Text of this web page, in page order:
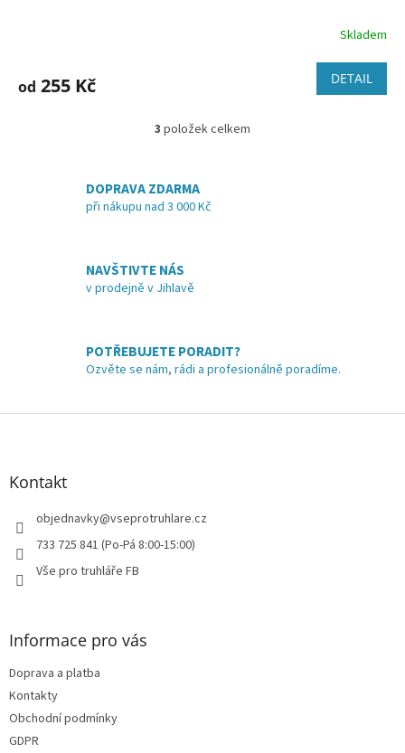
Skladem
od 255 Kč DETAIL
O
d
y
v
ý
i
3 položek celkem
DOPRAVA ZDARMA
při nákupu nad 3 000 Kč
NAVŠTIVTE NÁS
v prodejně v Jihlavě
POTŘEBUJETE PORADIT?
Ozvěte se nám, rádi a profesionálně poradíme.
Z
Kontakt
objednavky@vseprotruhlare.cz
733 725 841 (Po-Pá 8:00-15:00)
Vše pro truhláře FB
Informace pro vás
Doprava a platba
Kontakty
Obchodní podmínky
GDPR